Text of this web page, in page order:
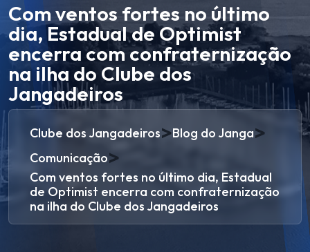
Com ventos fortes no último
dia, Estadual de Optimist
encerra com confraternização
na ilha do Clube dos
Jangadeiros
Clube dos Jangadeiros>Blog do Janga>
Comunicação>
Com ventos fortes no último dia, Estadual
de Optimist encerra com confraternização
na ilha do Clube dos Jangadeiros